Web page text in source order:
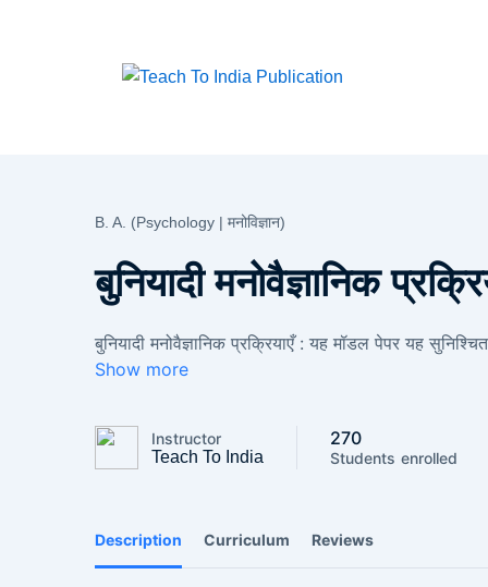
B. A. (Psychology | मनोविज्ञान)
बुनियादी मनोवैज्ञानिक
बुनियादी मनोवैज्ञानिक प्रक्रियाएँ : यह मॉडल पेपर यह
Show more
Instructor
Teach To India
270
Students enrolled
Description Curriculum Reviews